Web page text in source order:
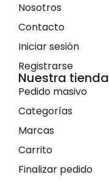
Nosotros
Contacto
Iniciar sesión
Registrarse
Nuestra tienda
Pedido masivo
Categorías
Marcas
Carrito
Finalizar pedido